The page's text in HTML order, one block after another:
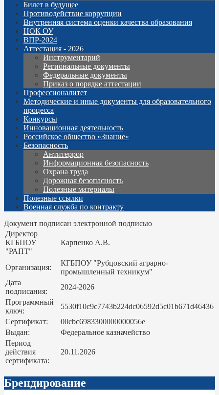
Билет в будущее
Противодействие коррупции
Внутренняя система оценки качества образования
НОК ОУ
ВПР-2024
Аттестация - 2026
Инструментарий
Региональные документы
Федеральные документы
Приказ о порядке аттестации
Профессионалитет
Методические и иные документы для образовательного
процесса
Конкурсы
Инновационная деятельность
Российское общество «Знание»
Безопасность
Антитеррор
Информационная безопасность
Охрана труда
Дорожная безопасность
Полезные материалы
Полезные ссылки
Военная служба по контракту
Документ подписан электронной подписью
Директор
КГБПОУ
"РАПТ"
Карпенко А.В.
Организация:
КГБПОУ "Рубцовский аграрно-
промышленный техникум"
Дата
подписания:
2024-2026
Программный
ключ:
5530f10c9c7743b224dc06592d5c01b671d46436
Сертификат:
00cbc6983300000000056e
Выдан:
Федеральное казначейство
Период
действия
сертификата:
20.11.2026
Брендирование